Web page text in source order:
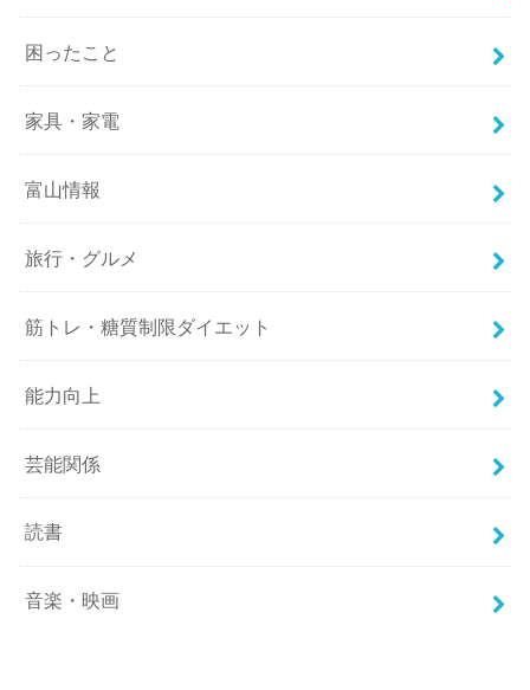
困ったこと
家具・家電
富山情報
旅行・グルメ
筋トレ・糖質制限ダイエット
能力向上
芸能関係
読書
音楽・映画